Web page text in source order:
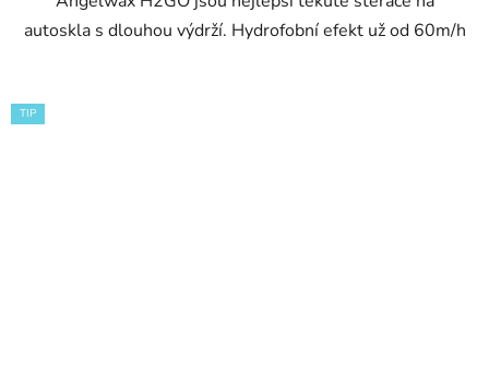
autoskla s dlouhou výdrží. Hydrofobní efekt už od 60m/h
TIP